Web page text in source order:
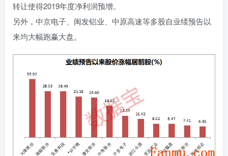
转让使得2019年度净利润预增。
另外，中京电子、闽发铝业、中原高速等多股自业绩预告以
来均大幅跑赢大盘。